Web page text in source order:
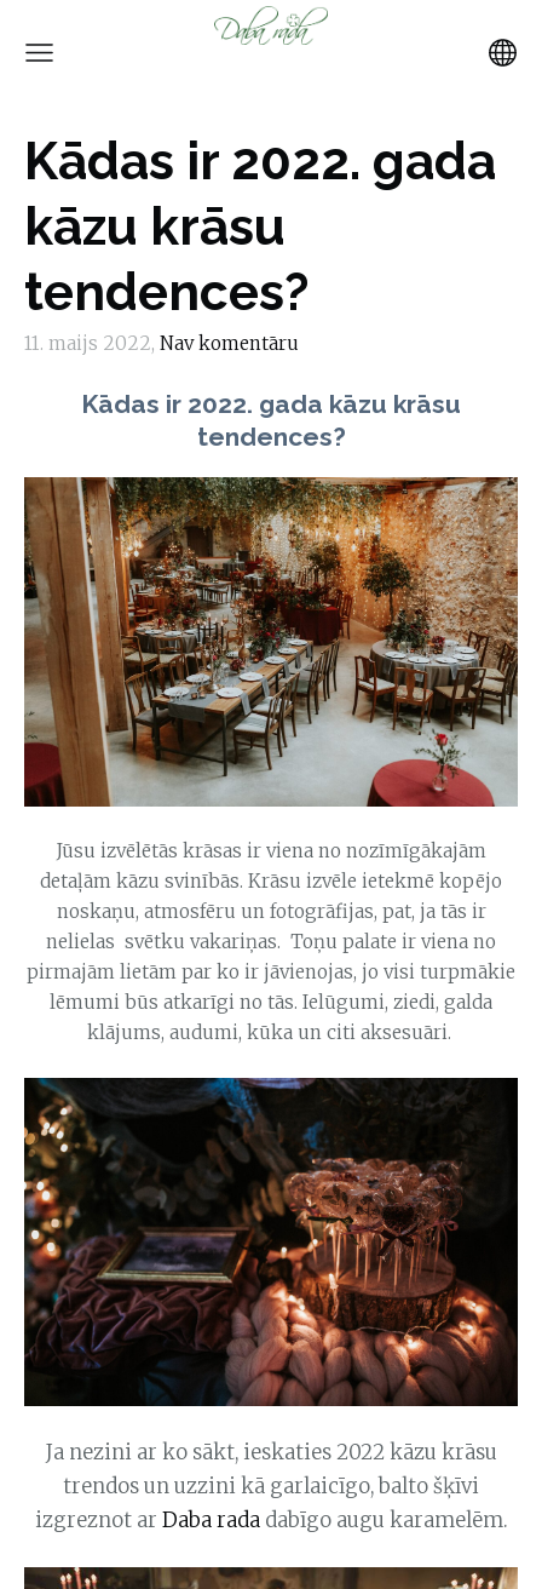
Kādas ir 2022. gada
kāzu krāsu
tendences?
11. maijs 2022, Nav komentāru
Kādas ir 2022. gada kāzu krāsu
tendences?
Jūsu izvēlētās krāsas ir viena no nozīmīgākajām
detaļām kāzu svinībās. Krāsu izvēle ietekmē kopējo
noskaņu, atmosfēru un fotogrāfijas, pat, ja tās ir
nelielas svētku vakariņas. Toņu palate ir viena no
pirmajām lietām par ko ir jāvienojas, jo visi turpmākie
lēmumi būs atkarīgi no tās. Ielūgumi, ziedi, galda
klājums, audumi, kūka un citi aksesuāri.
Ja nezini ar ko sākt, ieskaties 2022 kāzu krāsu
trendos un uzzini kā garlaicīgo, balto šķīvi
izgreznot ar Daba radadabīgo augu karamelēm.